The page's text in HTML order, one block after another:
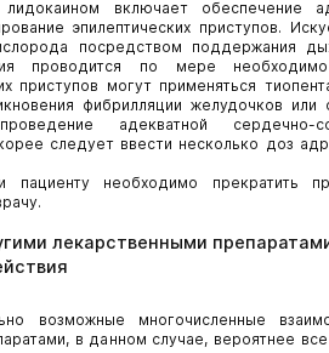
включает обеспечение
эпилептических приступов.
посредством поддержания
проводится по мере
приступов могут применяться
фибрилляции желудочков или
адекватной сердечно-
следует ввести несколько доз
пациенту необходимо прекратить
лекарственными
возможные многочисленные
в данном случае, вероятнее